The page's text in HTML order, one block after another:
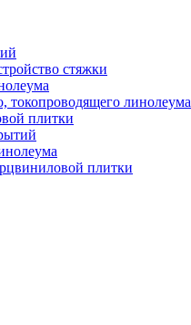
стяжки
токопроводящего линолеума
плитки
плитки